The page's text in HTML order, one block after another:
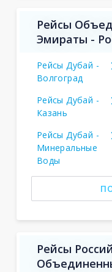
Рейсы
Эмираты -
Рейсы Дубай -
Волгоград
Рейсы Дубай -
Казань
Рейсы Дубай -
Минеральные
Воды
Рейсы